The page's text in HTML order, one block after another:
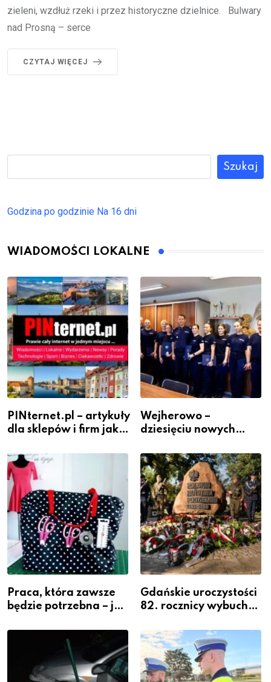
zieleni, wzdłuż rzeki i przez historyczne dzielnice. Bulwary
nad Prosną – serce
CZYTAJ WIĘCEJ
Szukaj
Godzina po godzinie Na 16 dni
WIADOMOŚCI LOKALNE
PINternet.pl – artykuły
dla sklepów i firm jako
widoczność
Wejherowo –
dziesięciu nowych
szeregach Komendy
Powiatowej
Praca, która zawsze
będzie potrzebna – jak
zawodem przyszłości i
gdzie się go nauczyć?
Gdańskie uroczystości
82. rocznicy wybuchu
Warszawskiego